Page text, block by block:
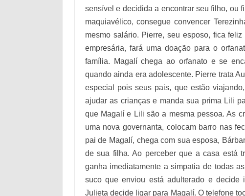
sensível e decidida a encontrar seu filho, ou
maquiavélico, consegue convencer
mesmo salário. Pierre, seu esposo, fica
empresária, fará uma doação para o
família. Magalí chega ao orfanato e se
quando ainda era adolescente. Pierre trata
especial pois seus pais, que estão
ajudar as crianças e manda sua prima Lili
que Magalí e Lili são a mesma pessoa. As
uma nova governanta, colocam barro nas
pai de Magalí, chega com sua esposa,
de sua filha. Ao perceber que a casa está
ganha imediatamente a simpatia de todas
suco que enviou está adulterado e
Julieta decide ligar para Magalí. O telefone